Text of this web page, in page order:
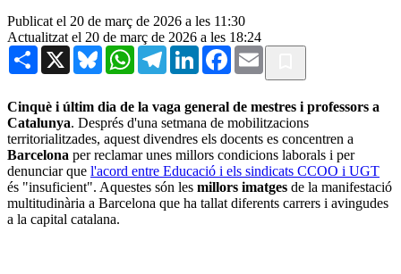
Publicat el 20 de març de 2026 a les 11:30
Actualitzat el 20 de març de 2026 a les 18:24
Share X BlueskyWhatsAppTelegramLinkedInFacebook
Email
Cinquè i últim dia de la vaga general de mestres i professors a
Catalunya. Després d'una setmana de mobilitzacions
territorialitzades, aquest divendres els docents es concentren a
Barcelona per reclamar unes millors condicions laborals i per
denunciar que l'acord entre Educació i els sindicats CCOO i UGT
és "insuficient". Aquestes són les millors imatges de la manifestació
multitudinària a Barcelona que ha tallat diferents carrers i avingudes
a la capital catalana.